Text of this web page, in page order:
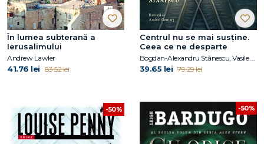
În lumea subterană a
Ierusalimului
Andrew Lawler
41.76 lei 83.52 lei
Centrul nu se mai susține.
Ceea ce ne desparte
Bogdan-Alexandru Stănescu, Vasile Ernu
39.65 lei 79.29 lei
-50% -50%